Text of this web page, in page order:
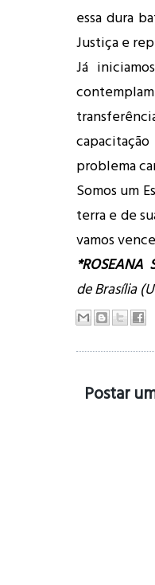
essa dura
Justiça e
Já
problema
Somos um
terra e de
vamos
*ROSEANA
de Brasília
Postar